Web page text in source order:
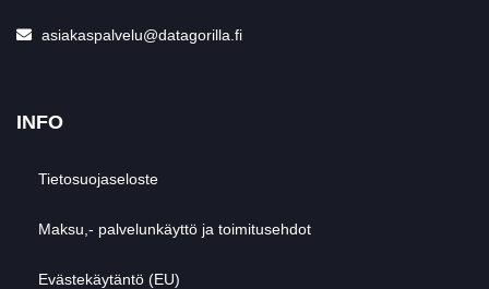
asiakaspalvelu@datagorilla.fi
INFO
Tietosuojaseloste
Maksu,- palvelunkäyttö ja toimitusehdot
Evästekäytäntö (EU)